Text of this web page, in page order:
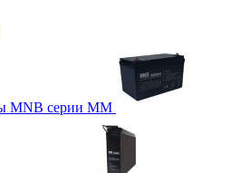
MNB серии MM